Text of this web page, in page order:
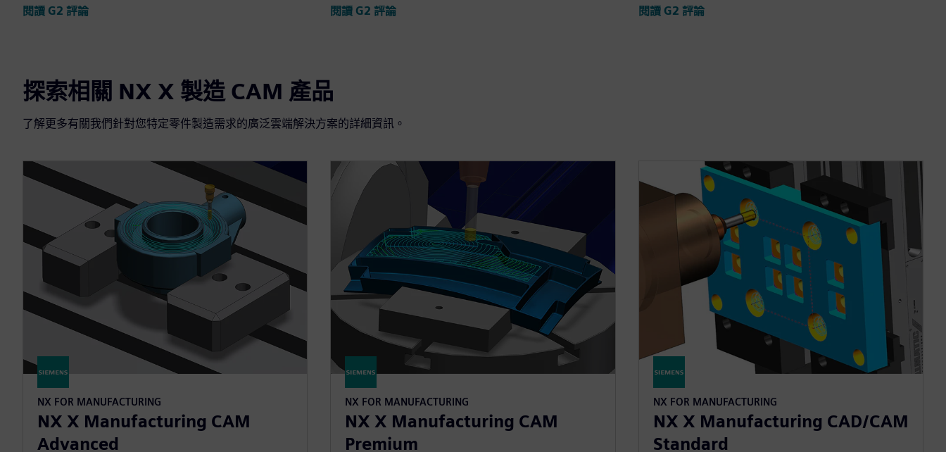
閱讀 G2 評論 閱讀 G2 評論 閱讀 G2 評論
探索相關 NX X 製造 CAM 產品
了解更多有關我們針對您特定零件製造需求的廣泛雲端解決方案的詳細資訊。
NX FOR MANUFACTURING
NX X Manufacturing CAM
Advanced
NX FOR MANUFACTURING
NX X Manufacturing CAM
Premium
NX FOR MANUFACTURING
NX X Manufacturing CAD/CAM
Standard